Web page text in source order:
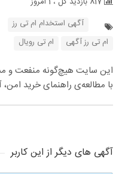
آگهی استخدام ام تی رز
ام تی رز آگهی
ام تی رویال
این سایت هیچ‌گونه منفعت و
با مطالعه‌ی راهنمای خرید امن،
آگهی های دیگر از این کاربر